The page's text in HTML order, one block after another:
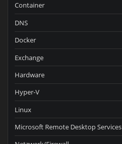
Container
DNS
Docker
Exchange
Hardware
Hyper-V
Linux
Microsoft Remote Desktop Services